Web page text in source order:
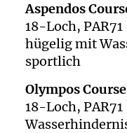
Aspendos
18-Loch, PAR71
hügelig mit
sportlich
Olympos Course
18-Loch, PAR71